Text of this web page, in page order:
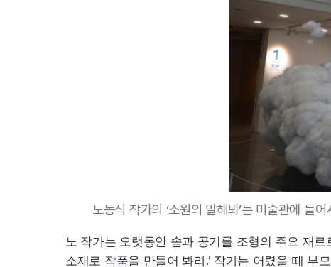
노동식 작가의 ‘소원의 말해봐’는 미술관에 들
노 작가는 오랫동안 솜과 공기를 조형의 주요 재
소재로 작품을 만들어 봐라.’작가는 어렸을 때 부